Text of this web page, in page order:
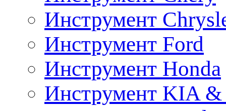
Инструмент
Инструмент Ford
Инструмент Honda
Инструмент KIA